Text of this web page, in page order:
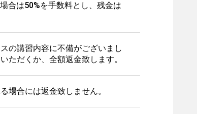
合は50%を手数料とし、残金は
の講習内容に不備がございまし
ただくか、全額返金致します。
場合には返金致しません。